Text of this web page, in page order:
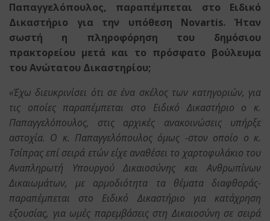
Παπαγγελόπουλος, παραπέμπεται στο Ειδικό
Δικαστήριο για την υπόθεση Novartis. Ήταν
σωστή η πληροφόρηση του δημόσιου
πρακτορείου μετά και το πρόσφατο βούλευμα
του Ανώτατου Δικαστηρίου;
«Έχω διευκρινίσει ότι σε ένα σκέλος των κατηγοριών, για
τις οποίες παραπέμπεται στο Ειδικό Δικαστήριο ο κ.
Παπαγγελόπουλος, στις αρχικές ανακοινώσεις υπήρξε
αστοχία. Ο κ. Παπαγγελόπουλος όμως -στον οποίο ο κ.
Τσίπρας επί σειρά ετών είχε αναθέσει το χαρτοφυλάκιο του
Αναπληρωτή Υπουργού Δικαιοσύνης και Ανθρωπίνων
Δικαιωμάτων, με αρμοδιότητα τα θέματα διαφθοράς-
παραπέμπεται στο Ειδικό Δικαστήριο για κατάχρηση
εξουσίας, για ωμές παρεμβάσεις στη Δικαιοσύνη σε σειρά